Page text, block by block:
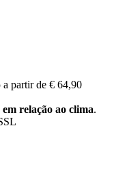
a partir de € 64,90
em relação ao clima.